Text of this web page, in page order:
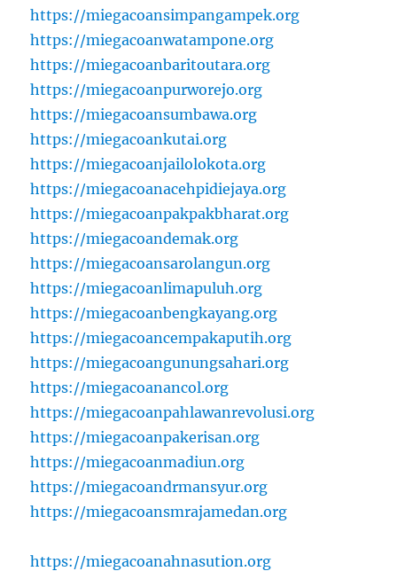
https://miegacoansimpangampek.org
https://miegacoanwatampone.org
https://miegacoanbaritoutara.org
https://miegacoanpurworejo.org
https://miegacoansumbawa.org
https://miegacoankutai.org
https://miegacoanjailolokota.org
https://miegacoanacehpidiejaya.org
https://miegacoanpakpakbharat.org
https://miegacoandemak.org
https://miegacoansarolangun.org
https://miegacoanlimapuluh.org
https://miegacoanbengkayang.org
https://miegacoancempakaputih.org
https://miegacoangunungsahari.org
https://miegacoanancol.org
https://miegacoanpahlawanrevolusi.org
https://miegacoanpakerisan.org
https://miegacoanmadiun.org
https://miegacoandrmansyur.org
https://miegacoansmrajamedan.org
https://miegacoanahnasution.org